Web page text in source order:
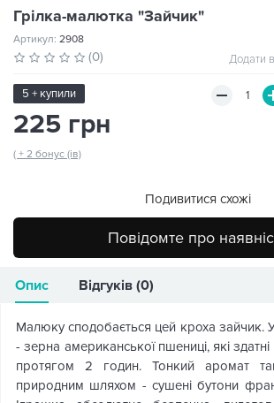
Грілка-малютка "Зайчик"
Артикул: 2908
(0) Додати
5 + купили
225 грн
( + 2 бонус (ів)
Подивитися схожі
Повідомте про
Опис Відгуків (0)
Малюку сподобається цей кроха зайчик.
- зерна американської пшениці, які
протягом 2 годин. Тонкий аромат
природним шляхом - сушені бутони